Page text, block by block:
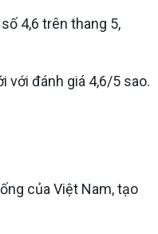
4,6 trên thang 5,
với đánh giá 4,6/5 sao.
của Việt Nam, tạo